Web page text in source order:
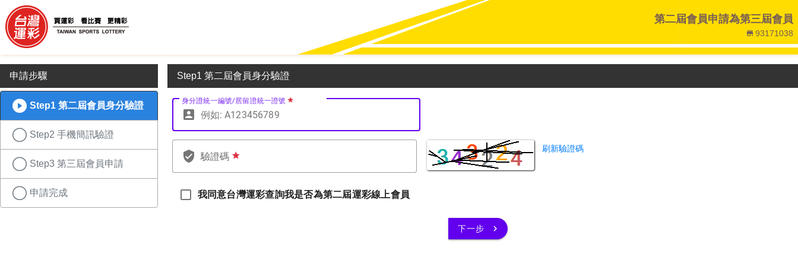
第二屆會員申請為第三屆會員
store 93171038
申請步驟
Step1 第二屆會員身分驗證
Step2 手機簡訊驗證
Step3 第三屆會員申請
申請完成
Step1 第二屆會員身分驗證
account_box
身分證統一編號/居留證統一證號 star_rate
verified_user 驗證碼 star_rate
我同意台灣運彩查詢我是否為第二屆運彩線上會員
下一步 navigate_next